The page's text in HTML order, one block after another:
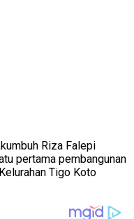
Riza Falepi
pertama pembangunan
Tigo Koto